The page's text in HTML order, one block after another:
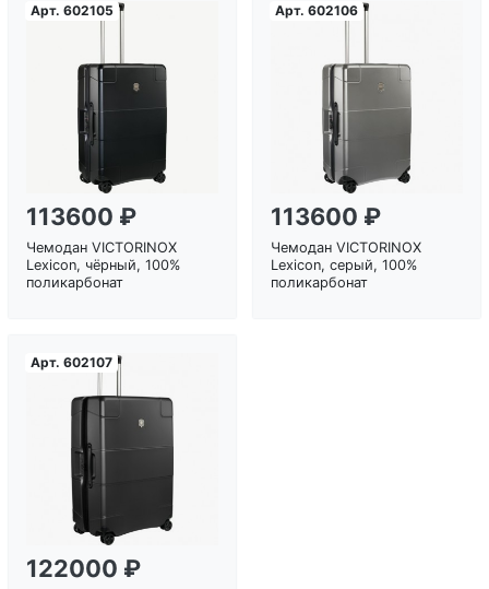
Арт. 602105
Загрузка...
113600 ₽
Чемодан VICTORINOX
Lexicon, чёрный, 100%
поликарбонат
Арт. 602106
Загрузка...
113600 ₽
Чемодан VICTORINOX
Lexicon, серый, 100%
поликарбонат
Арт. 602107
Загрузка...
122000 ₽